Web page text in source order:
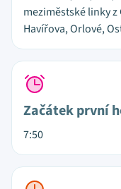
meziměstské linky
Havířova, Orlové,
Začátek první
7:50